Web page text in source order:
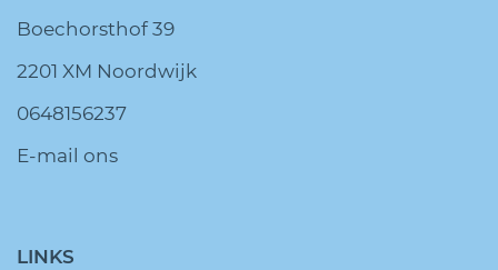
Boechorsthof 39
2201 XM Noordwijk
0648156237
E-mail ons
LINKS